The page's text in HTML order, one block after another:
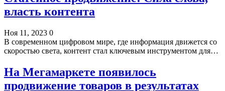
власть контента
Ноя 11, 2023 0
В современном цифровом мире, где информация движется со
скоростью света, контент стал ключевым инструментом для…
На Мегамаркете появилось
продвижение товаров в результатах